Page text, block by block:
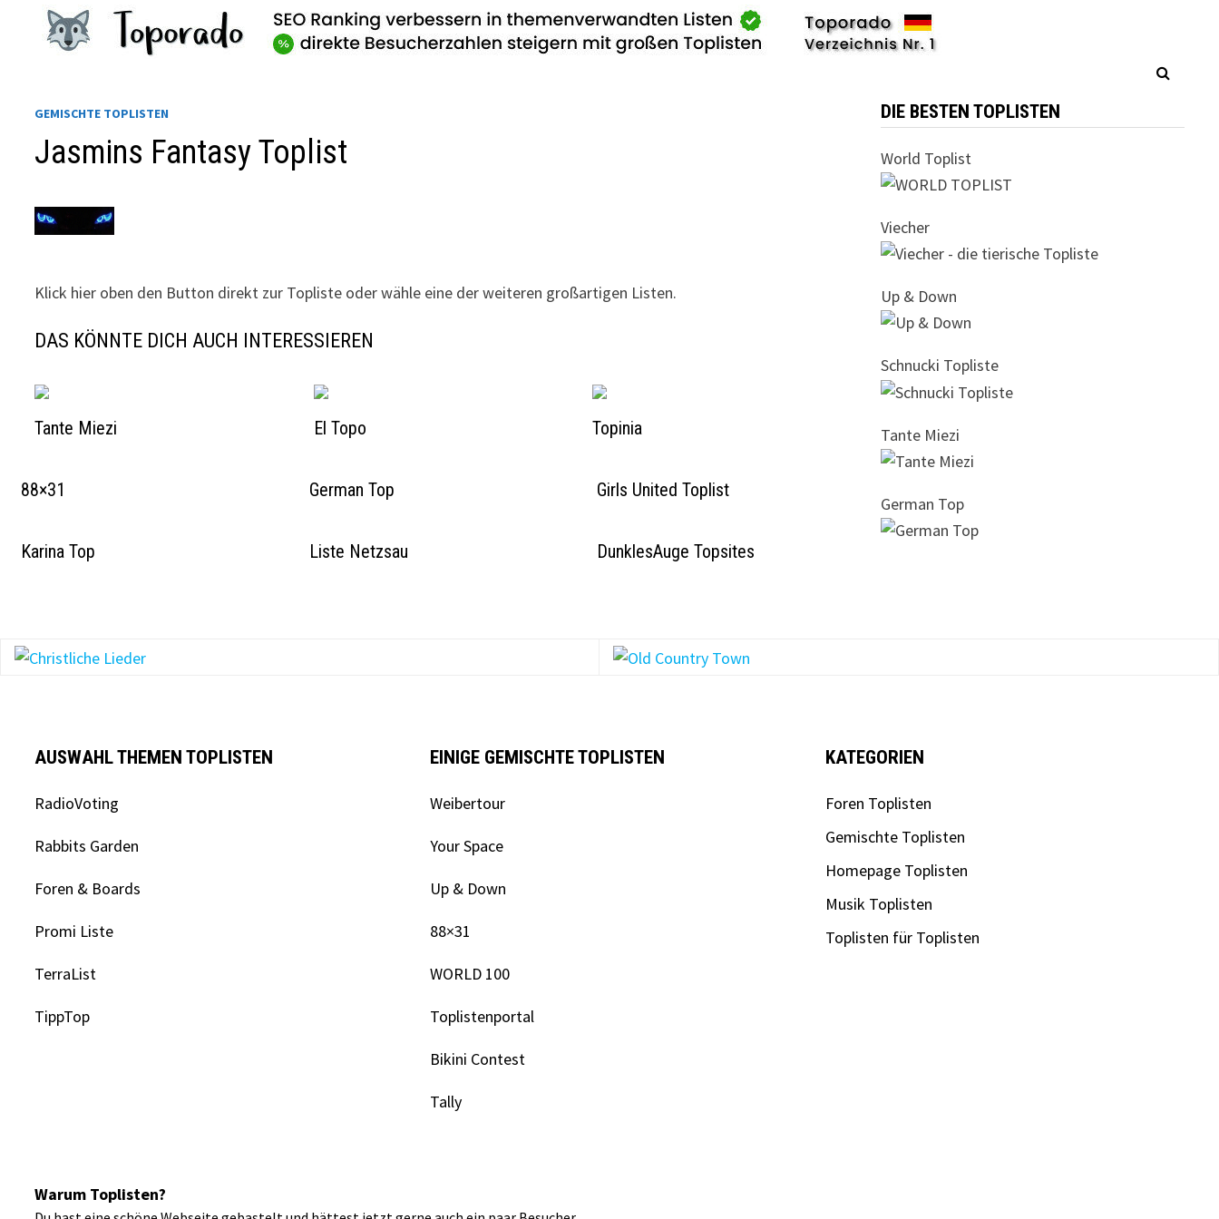
GEMISCHTE TOPLISTEN
Jasmins Fantasy Toplist
Klick hier oben den Button direkt zur Topliste oder wähle eine der weiteren großartigen Listen.
DAS KÖNNTE DICH AUCH INTERESSIEREN
Tante Miezi El Topo Topinia
88×31 German Top Girls United Toplist
Karina Top Liste Netzsau DunklesAuge Topsites
DIE BESTEN TOPLISTEN
World Toplist
Viecher
Up & Down
Schnucki Topliste
Tante Miezi
German Top
AUSWAHL THEMEN TOPLISTEN
RadioVoting
Rabbits Garden
Foren & Boards
Promi Liste
TerraList
TippTop
EINIGE GEMISCHTE TOPLISTEN
Weibertour
Your Space
Up & Down
88×31
WORLD 100
Toplistenportal
Bikini Contest
Tally
KATEGORIEN
Foren Toplisten
Gemischte Toplisten
Homepage Toplisten
Musik Toplisten
Toplisten für Toplisten
Warum Toplisten?